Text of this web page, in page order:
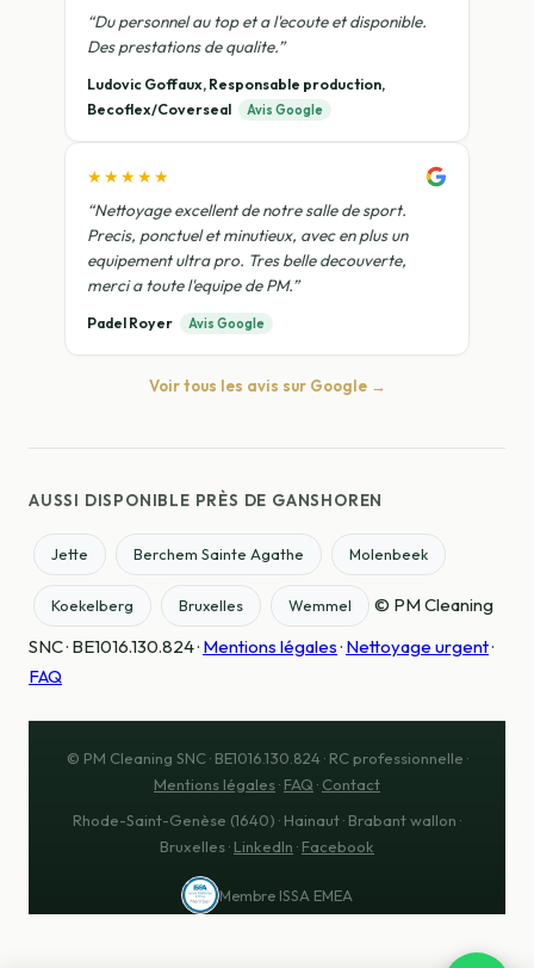
“Du personnel au top et a l'ecoute et disponible.
Des prestations de qualite.”
Ludovic Goffaux, Responsable production,
Becoflex/Coverseal
Avis Google
★★★★★
“Nettoyage excellent de notre salle de sport.
Precis, ponctuel et minutieux, avec en plus un
equipement ultra pro. Tres belle decouverte,
merci a toute l'equipe de PM.”
Padel Royer Avis Google
Voir tous les avis sur Google →
AUSSI DISPONIBLE PRÈS DE GANSHOREN
Jette Berchem Sainte Agathe Molenbeek
Koekelberg Bruxelles Wemmel
© PM Cleaning
SNC · BE1016.130.824 · Mentions légales· Nettoyage urgent·
FAQ
© PM Cleaning SNC · BE1016.130.824 · RC professionnelle ·
Mentions légales· FAQ · Contact
Rhode-Saint-Genèse (1640) · Hainaut · Brabant wallon ·
Bruxelles · LinkedIn · Facebook
Membre ISSA EMEA